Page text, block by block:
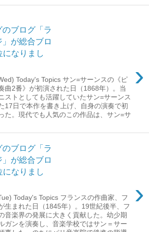
ブログ「ラ
が総合ブロ
になりまし
›
Today's Topics サン=サーンスの《ピ
曲2番》が初演された日（1868年）。当
ストとしても活躍していたサン=サーンス
17日で本作を書き上げ、自身の演奏で初
た。現代でも人気のこの作品は、サン=サ
ブログ「ラ
が総合ブロ
になりまし
›
Today's Topics フランスの作曲家、フ
生まれた日（1845年）。19世紀後半、フ
音楽界の発展に大きく貢献した。幼少期
ガンを演奏し、音楽学校ではサン＝サー